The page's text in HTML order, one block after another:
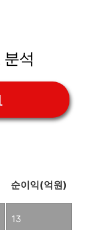
석
순이익(억원)
13